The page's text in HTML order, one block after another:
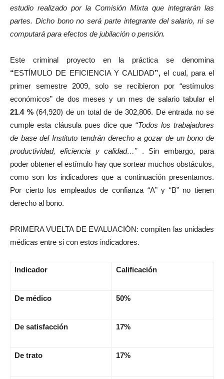
estudio realizado por la Comisión Mixta que integrarán las
partes. Dicho bono no será parte integrante del salario, ni se
computará para efectos de jubilación o pensión.
Este criminal proyecto en la práctica se denomina
“ESTÍMULO DE EFICIENCIA Y CALIDAD”,el cual, para el
primer semestre 2009, solo se recibieron por “estímulos
económicos” de dos meses y un mes de salario tabular el
21.4 % (64,920) de un total de de 302,806. De entrada no se
cumple esta cláusula pues dice que “Todos los trabajadores
de base del Instituto tendrán derecho a gozar de un bono de
productividad, eficiencia y calidad…”. Sin embargo, para
poder obtener el estímulo hay que sortear muchos obstáculos,
como son los indicadores que a continuación presentamos.
Por cierto los empleados de confianza “A” y “B” no tienen
derecho al bono.
PRIMERA VUELTA DE EVALUACIÓN: compiten las unidades
médicas entre si con estos indicadores.
Indicador Calificación
De médico 50%
De satisfacción 17%
De trato 17%